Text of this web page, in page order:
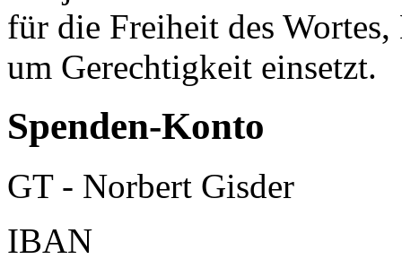
für die Freiheit des
um Gerechtigkeit einsetzt.
Spenden-Konto
GT - Norbert Gisder
IBAN